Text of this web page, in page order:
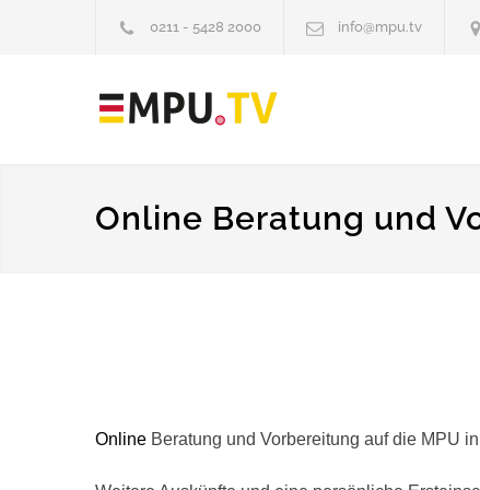
0211 - 5428 2000 info@mpu.tv
Online Beratung und
Online Beratung und Vorbereitung auf die MPU in